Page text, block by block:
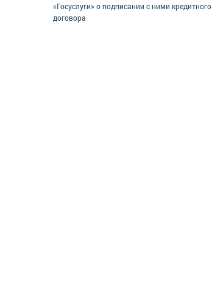
«Госуслуги» о подписании с ними кредитного
договора